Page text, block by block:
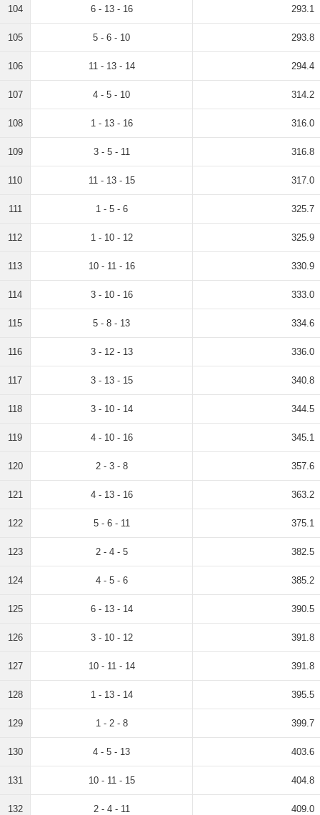
104 6 - 13 - 16 293.1
105 5 - 6 - 10 293.8
106 11 - 13 - 14 294.4
107 4 - 5 - 10 314.2
108 1 - 13 - 16 316.0
109 3 - 5 - 11 316.8
110 11 - 13 - 15 317.0
111 1 - 5 - 6 325.7
112 1 - 10 - 12 325.9
113 10 - 11 - 16 330.9
114 3 - 10 - 16 333.0
115 5 - 8 - 13 334.6
116 3 - 12 - 13 336.0
117 3 - 13 - 15 340.8
118 3 - 10 - 14 344.5
119 4 - 10 - 16 345.1
120 2 - 3 - 8 357.6
121 4 - 13 - 16 363.2
122 5 - 6 - 11 375.1
123 2 - 4 - 5 382.5
124 4 - 5 - 6 385.2
125 6 - 13 - 14 390.5
126 3 - 10 - 12 391.8
127 10 - 11 - 14 391.8
128 1 - 13 - 14 395.5
129 1 - 2 - 8 399.7
130 4 - 5 - 13 403.6
131 10 - 11 - 15 404.8
132 2 - 4 - 11 409.0